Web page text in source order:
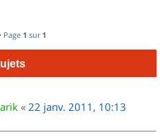
Page 1 sur 1
« 22 janv. 2011, 10:13